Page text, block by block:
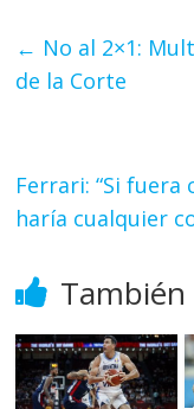
← No al 2×1:
de la Corte
Ferrari: “Si
haría cualquier